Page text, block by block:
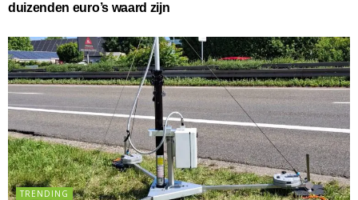
duizenden euro’s waard zijn
TRENDING